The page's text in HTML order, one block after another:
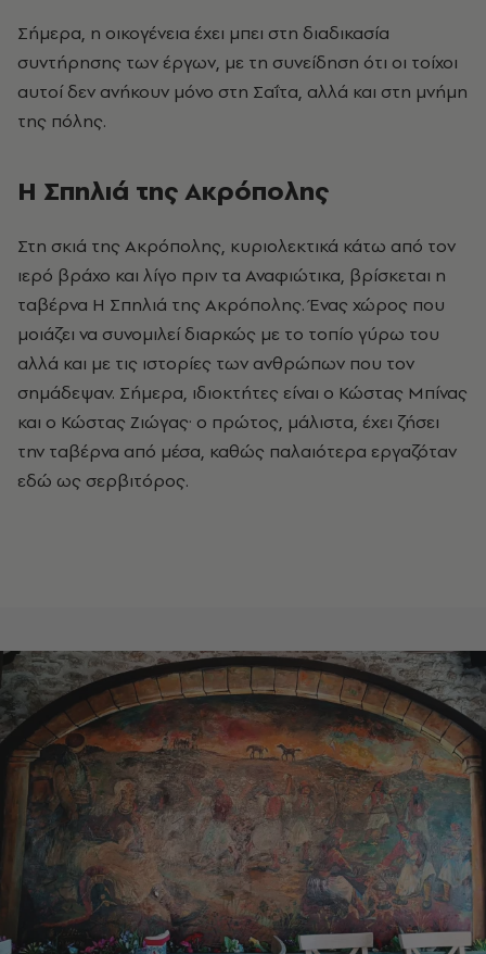
Σήμερα, η οικογένεια έχει μπει στη διαδικασία
συντήρησης των έργων, με τη συνείδηση ότι οι τοίχοι
αυτοί δεν ανήκουν μόνο στη Σαΐτα, αλλά και στη μνήμη
της πόλης.
Η Σπηλιά της Ακρόπολης
Στη σκιά της Ακρόπολης, κυριολεκτικά κάτω από τον
ιερό βράχο και λίγο πριν τα Αναφιώτικα, βρίσκεται η
ταβέρνα Η Σπηλιά της Ακρόπολης. Ένας χώρος που
μοιάζει να συνομιλεί διαρκώς με το τοπίο γύρω του
αλλά και με τις ιστορίες των ανθρώπων που τον
σημάδεψαν. Σήμερα, ιδιοκτήτες είναι ο Κώστας Μπίνας
και ο Κώστας Ζιώγας· ο πρώτος, μάλιστα, έχει ζήσει
την ταβέρνα από μέσα, καθώς παλαιότερα εργαζόταν
εδώ ως σερβιτόρος.